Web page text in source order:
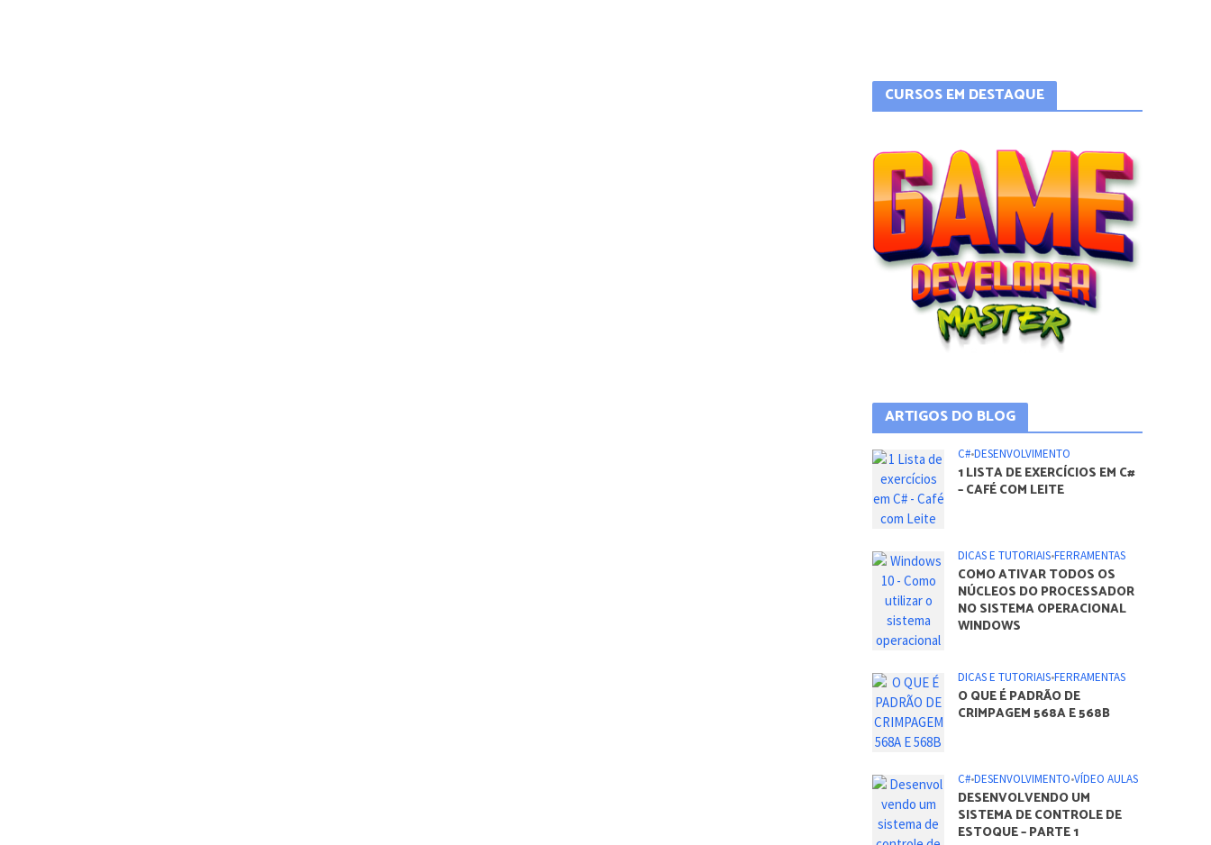
CURSOS EM DESTAQUE
ARTIGOS DO BLOG
C#•DESENVOLVIMENTO
1 LISTA DE EXERCÍCIOS EM C#
– CAFÉ COM LEITE
DICAS E TUTORIAIS•FERRAMENTAS
COMO ATIVAR TODOS OS
NÚCLEOS DO PROCESSADOR
NO SISTEMA OPERACIONAL
WINDOWS
DICAS E TUTORIAIS•FERRAMENTAS
O QUE É PADRÃO DE
CRIMPAGEM 568A E 568B
C#•DESENVOLVIMENTO•VÍDEO AULAS
DESENVOLVENDO UM
SISTEMA DE CONTROLE DE
ESTOQUE – PARTE 1